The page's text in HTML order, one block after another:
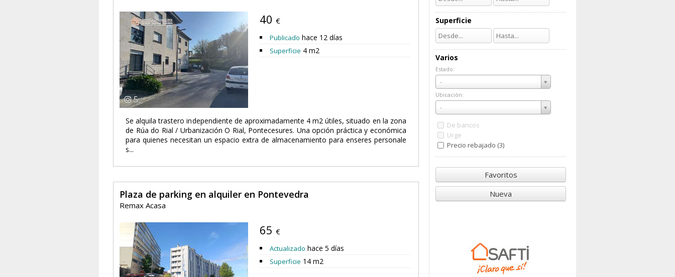
Superficie
Varios
Estado:
-
Estado:
Ubicación:
-
Ubicación:
De bancos
Urge
Precio rebajado (3)
Favoritos
Nueva
5
40 €
Publicado hace 12 días
Superficie 4 m2
Se alquila trastero independiente de aproximadamente 4 m2 útiles, situado en la zona
de Rúa do Rial / Urbanización O Rial, Pontecesures. Una opción práctica y económica
para quienes necesitan un espacio extra de almacenamiento para enseres personale
s...
Plaza de parking en alquiler en Pontevedra
Remax Acasa
65 €
Actualizado hace 5 días
Superficie 14 m2